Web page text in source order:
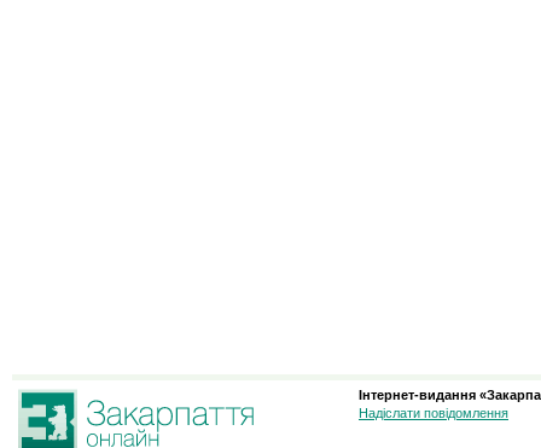
Інтернет-видання
Надіслати повідомлення